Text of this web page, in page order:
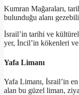
Kumran Mağaraları,
bulunduğu alanı
İsrail’in tarihi ve
yer, İncil’in kökenleri
Yafa Limanı
Yafa Limanı, İsrail’in
alan bu güzel liman,